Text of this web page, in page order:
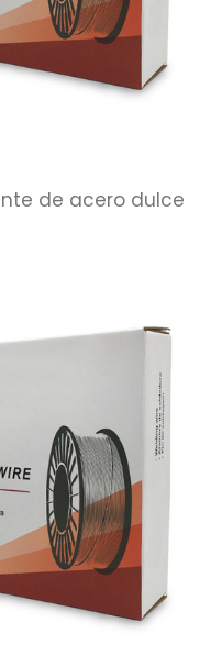
de acero dulce